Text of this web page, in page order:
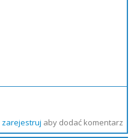
zarejestruj aby dodać komentarz